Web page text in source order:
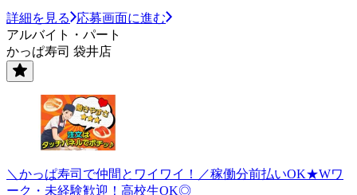
詳細を見る
応募画面に進む
アルバイト・パート
かっぱ寿司 袋井店
＼かっぱ寿司で仲間とワイワイ！／稼働分前払いOK★Wワ
ーク・未経験歓迎！高校生OK◎